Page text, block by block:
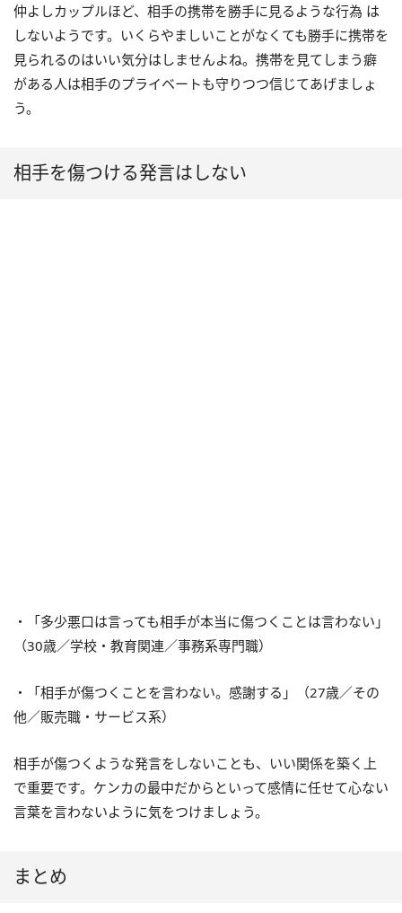
仲よしカップルほど、相手の携帯を勝手に見るような行為 は
しないようです。いくらやましいことがなくても勝手に携帯を
見られるのはいい気分はしませんよね。携帯を見てしまう癖
がある人は相手のプライベートも守りつつ信じてあげましょ
う。
相手を傷つける発言はしない
・「多少悪口は言っても相手が本当に傷つくことは言わない」
（30歳／学校・教育関連／事務系専門職）
・「相手が傷つくことを言わない。感謝する」（27歳／その
他／販売職・サービス系）
相手が傷つくような発言をしないことも、いい関係を築く上
で重要です。ケンカの最中だからといって感情に任せて心ない
言葉を言わないように気をつけましょう。
まとめ